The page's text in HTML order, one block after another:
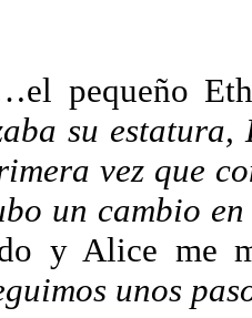
pequeño
su
vez que
un cambio
y Alice
unos